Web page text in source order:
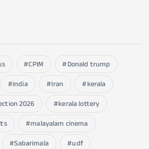
CPIM
Donald trump
india Iran
kerala
2026
kerala lottery
malayalam cinema
Sabarimala udf